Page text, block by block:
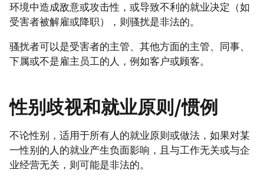
环境中造成敌意或攻击性，或导致不利的就业决定（如
受害者被解雇或降职），则骚扰是非法的。
骚扰者可以是受害者的主管、其他方面的主管、同事、
下属或不是雇主员工的人，例如客户或顾客。
性别歧视和就业原则/惯例
不论性别，适用于所有人的就业原则或做法，如果对某
一性别的人的就业产生负面影响，且与工作无关或与企
业经营无关，则可能是非法的。